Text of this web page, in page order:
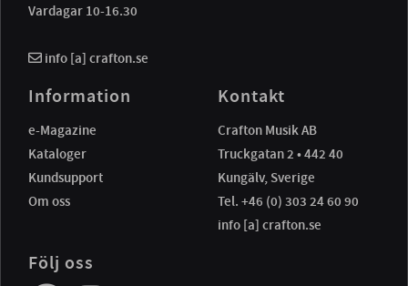
Vardagar 10-16.30
info [a] crafton.se
Information
e-Magazine
Kataloger
Kundsupport
Om oss
Kontakt
Crafton Musik AB
Truckgatan 2 • 442 40
Kungälv, Sverige
Tel. +46 (0) 303 24 60 90
info [a] crafton.se
Följ oss